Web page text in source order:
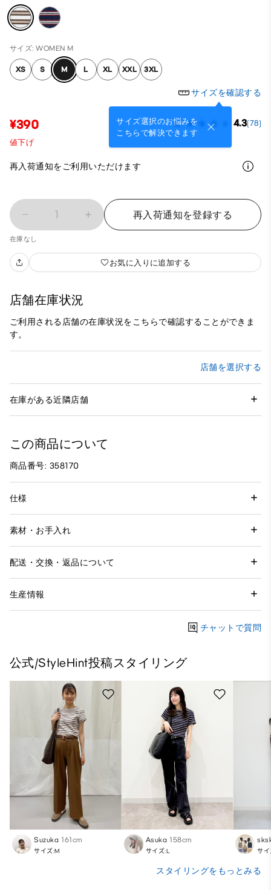
サイズ: WOMEN M
XS S M L XL XXL 3XL
サイズを確認する
サイズ選択のお悩みを
こちらで解決できます
¥390 4.3(78)
値下げ
再入荷通知をご利用いただけます
1 再入荷通知を登録する
在庫なし
お気に入りに追加する
店舗在庫状況
ご利用される店舗の在庫状況をこちらで確認することができま
す。
店舗を選択する
在庫がある近隣店舗
この商品について
商品番号: 358170
仕様
素材・お手入れ
配送・交換・返品について
生産情報
チャットで質問
公式/StyleHint投稿スタイリング
Suzuka 161cm
サイズ:M
Asuka 158cm
サイズ:L サイ
スタイリングをもっとみる